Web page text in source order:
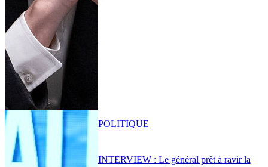
INTERVIEW : Le général prêt à ravir la
POLITIQUE